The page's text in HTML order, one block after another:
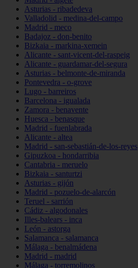
Asturias - ribadedeva
Valladolid - medina-del-campo
Madrid - meco
Badajoz - don-benito
Bizkaia - markina-xemein
Alicante - sant-vicent-del-raspeig
Alicante - guardamar-del-segura
Asturias - belmonte-de-miranda
Pontevedra - o-grove
Lugo - barreiros
Barcelona - igualada
Zamora - benavente
Huesca - benasque
Madrid - fuenlabrada
Alicante - altea
Madrid - san-sebastián-de-los-reyes
Gipuzkoa - hondarribia
Cantabria - meruelo
Bizkaia - santurtzi
Asturias - gijón
Madrid - pozuelo-de-alarcón
Teruel - sarrión
Cádiz - algodonales
Illes-balears - inca
León - astorga
Salamanca - salamanca
Málaga - benalmádena
Madrid - madrid
Málaga - torremolinos